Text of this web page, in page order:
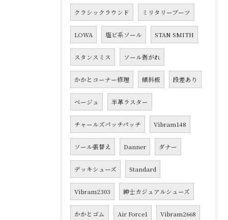
クラシックラウンド ミリタリーブーツ
LOWA 塩ビ系ソール STAN SMITH
スタンスミス ソール剥がれ
かかとコーナー修理 傾斜板 段差あり
ベージュ 半革ラスター
チャールズパッチパッチ Vibram148
ソール張替え Danner ダナー
デッキシューズ Standard
Vibram2303 紳士カジュアルシューズ
かかとゴム Air Force1 Vibram2668